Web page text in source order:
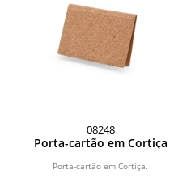
08248
Porta-cartão em Cortiça
Porta-cartão em Cortiça.